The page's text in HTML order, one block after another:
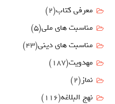
معرفی کتاب(2)
مناسبت هاي ملي(5)
مناسبت های دینی(43)
مهدويت(187)
نماز (2)
نهج البلاغه(116)